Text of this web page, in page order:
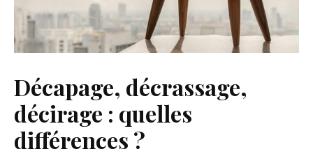
Décapage, décrassage,
décirage : quelles
différences ?